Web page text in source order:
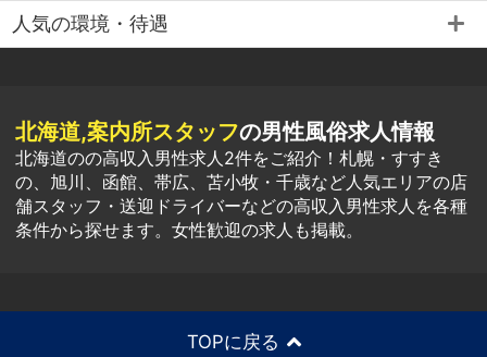
人気の環境・待遇
北海道,案内所スタッフの男性風俗求人情報
北海道のの高収入男性求人2件をご紹介！札幌・すすき
の、旭川、函館、帯広、苫小牧・千歳など人気エリアの店
舗スタッフ・送迎ドライバーなどの高収入男性求人を各種
条件から探せます。女性歓迎の求人も掲載。
TOPに戻る